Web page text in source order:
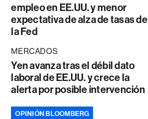
empleo en EE.UU. y menor
expectativa de alza de tasas de
la Fed
MERCADOS
Yen avanza tras el débil dato
laboral de EE.UU. y crece la
alerta por posible intervención
OPINIÓN BLOOMBERG